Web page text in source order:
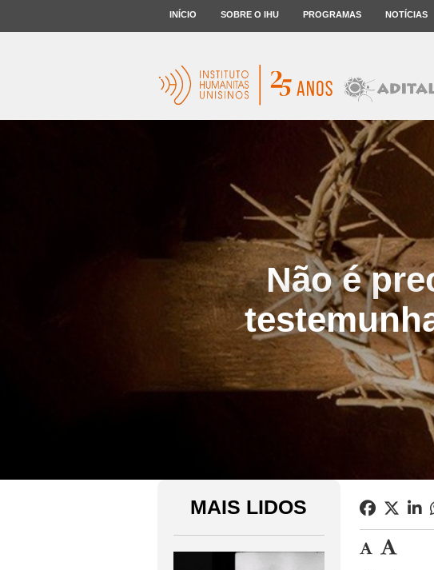
INÍCIO SOBRE O IHU PROGRAMAS NOTÍCIAS
Não é
MAIS LIDOS